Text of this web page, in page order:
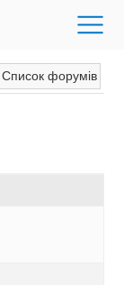
Список форумів